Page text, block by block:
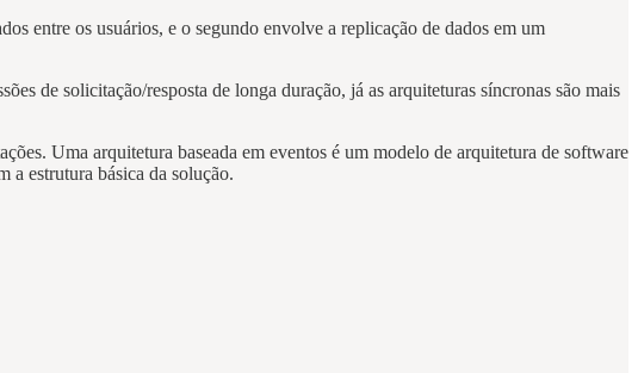
entre os usuários, e o segundo envolve a replicação de dados em um
de solicitação/resposta de longa duração, já as arquiteturas síncronas são mais
Uma arquitetura baseada em eventos é um modelo de arquitetura de software
a estrutura básica da solução.